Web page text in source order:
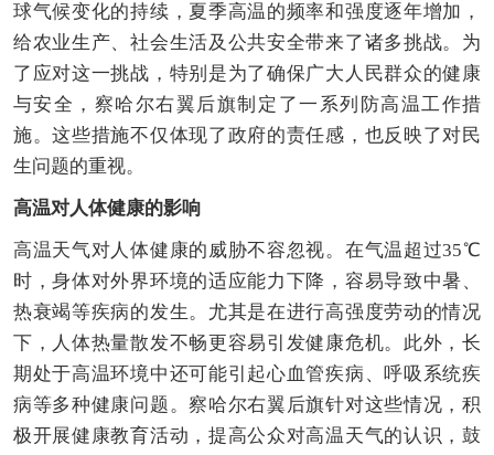
球气候变化的持续，夏季高温的频率和强度逐年增加，
给农业生产、社会生活及公共安全带来了诸多挑战。为
了应对这一挑战，特别是为了确保广大人民群众的健康
与安全，察哈尔右翼后旗制定了一系列防高温工作措
施。这些措施不仅体现了政府的责任感，也反映了对民
生问题的重视。
高温对人体健康的影响
高温天气对人体健康的威胁不容忽视。在气温超过35℃
时，身体对外界环境的适应能力下降，容易导致中暑、
热衰竭等疾病的发生。尤其是在进行高强度劳动的情况
下，人体热量散发不畅更容易引发健康危机。此外，长
期处于高温环境中还可能引起心血管疾病、呼吸系统疾
病等多种健康问题。察哈尔右翼后旗针对这些情况，积
极开展健康教育活动，提高公众对高温天气的认识，鼓